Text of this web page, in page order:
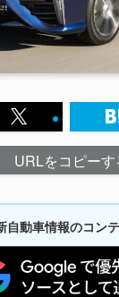
URLをコピーす
動車情報のコン